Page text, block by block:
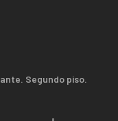
Segundo piso.